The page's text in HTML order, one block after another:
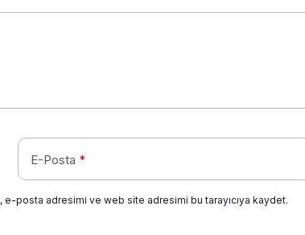
E-Posta *
e-posta adresimi ve web site adresimi bu tarayıcıya kaydet.